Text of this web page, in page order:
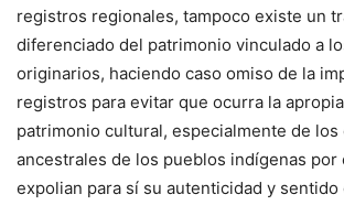
registros regionales, tampoco existe un
diferenciado del patrimonio vinculado a
originarios, haciendo caso omiso de la
registros para evitar que ocurra la
patrimonio cultural, especialmente de
ancestrales de los pueblos indígenas por
expolian para sí su autenticidad y